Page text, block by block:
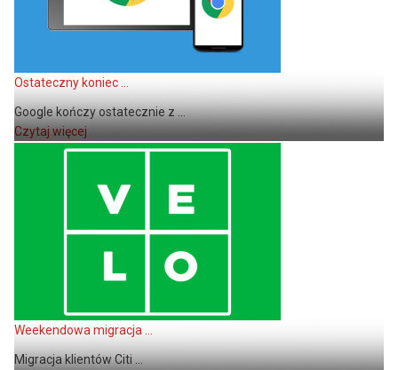
Ostateczny koniec ...
Google kończy ostatecznie z ...
Czytaj więcej
Weekendowa migracja ...
Migracja klientów Citi ...